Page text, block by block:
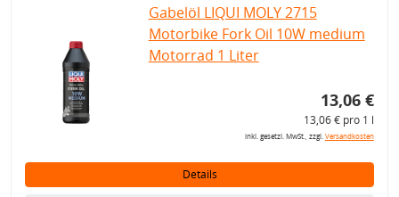
Gabelöl LIQUI MOLY 2715
Motorbike Fork Oil 10W medium
Motorrad 1 Liter
13,06 €
13,06 € pro 1 l
inkl. gesetzl. MwSt., zzgl.Versandkosten
Details